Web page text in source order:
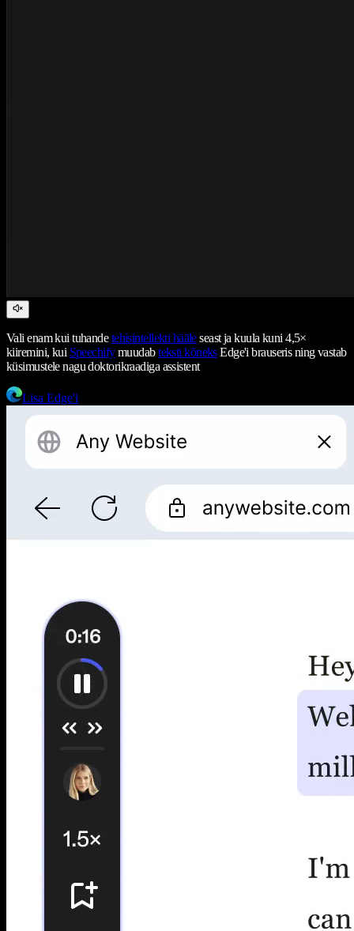
Vali enam kui tuhandetehisintellekti hääleseast ja kuula kuni 4,5×
kiiremini, kui Speechifymuudabteksti kõneksEdge'i brauseris ning vastab
küsimustele nagu doktorikraadiga assistent
Lisa Edge'i